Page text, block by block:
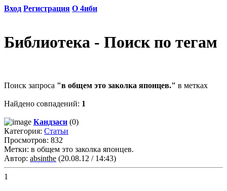
Вход Регистрация О 4иби
Библиотека - Поиск по тегам
Поиск запроса "в общем это заколка японцев." в метках
Найдено совпадений: 1
Кандзаси (0)
Категория: Статьи
Просмотров: 832
Метки: в общем это заколка японцев.
Автор: absinthe (20.08.12 / 14:43)
1